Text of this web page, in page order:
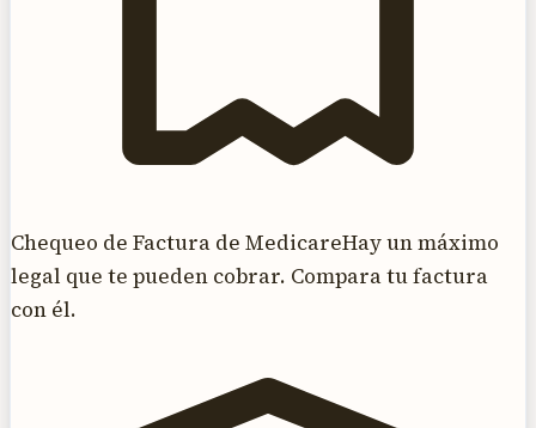
Chequeo de Factura de MedicareHay un máximo
legal que te pueden cobrar. Compara tu factura
con él.